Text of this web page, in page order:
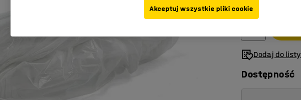
Netto (bez VAT)
Dodaj do listy
Dostępność
Akceptuj wszystkie pliki cookie